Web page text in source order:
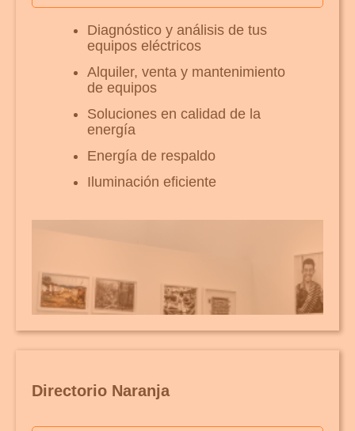
Diagnóstico y análisis de tus
equipos eléctricos
Alquiler, venta y mantenimiento
de equipos
Soluciones en calidad de la
energía
Energía de respaldo
Iluminación eficiente
Directorio Naranja